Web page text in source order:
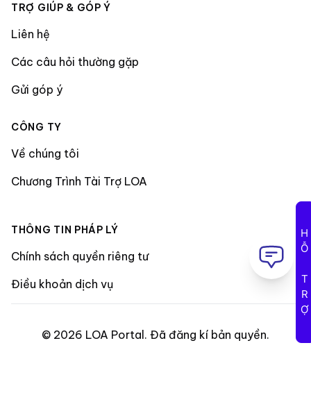
TRỢ GIÚP & GÓP Ý
Liên hệ
Các câu hỏi thường gặp
Gửi góp ý
CÔNG TY
Về chúng tôi
Chương Trình Tài Trợ LOA
THÔNG TIN PHÁP LÝ
Chính sách quyền riêng tư
Điều khoản dịch vụ
© 2026 LOA Portal. Đã đăng kí bản quyền.
HỖ TRỢ